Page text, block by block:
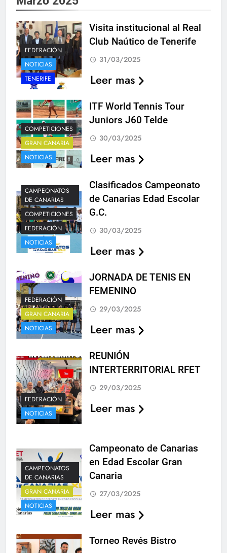
FEDERACIÓN
NOTICIAS
TENERIFE
Visita institucional al Real
Club Naútico de Tenerife
31/03/2025
Leer mas
COMPETICIONES
GRAN CANARIA
NOTICIAS
ITF World Tennis Tour
Juniors J60 Telde
30/03/2025
Leer mas
CAMPEONATOS
DE CANARIAS
COMPETICIONES
FEDERACIÓN
NOTICIAS
Clasificados Campeonato
de Canarias Edad Escolar
G.C.
30/03/2025
Leer mas
FEDERACIÓN
GRAN CANARIA
NOTICIAS
JORNADA DE TENIS EN
FEMENINO
29/03/2025
Leer mas
FEDERACIÓN
NOTICIAS
REUNIÓN
INTERTERRITORIAL RFET
29/03/2025
Leer mas
CAMPEONATOS
DE CANARIAS
GRAN CANARIA
NOTICIAS
Campeonato de Canarias
en Edad Escolar Gran
Canaria
27/03/2025
Leer mas
Torneo Revés Bistro